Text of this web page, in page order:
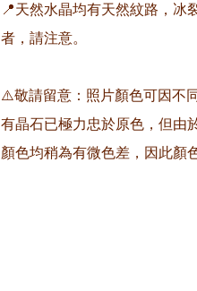
📍天然水晶均有天然紋路，冰
者，請注意。
⚠️敬請留意：照片顏色可因不
有晶石已極力忠於原色，但由
顏色均稍為有微色差，因此顏